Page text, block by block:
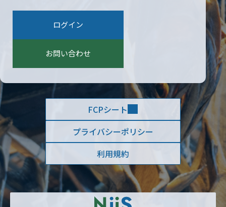
ログイン
お問い合わせ
FCPシート
プライバシーポリシー
利用規約